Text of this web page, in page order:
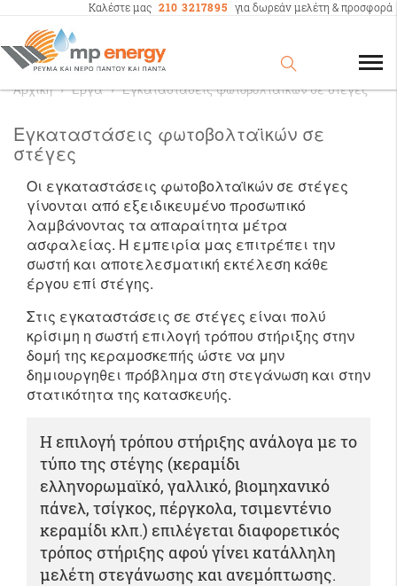
Καλέστε μας 210 3217895 για δωρεάν μελέτη & προσφορά
Αρχική › Έργα › Εγκαταστάσεις φωτοβολταϊκών σε στέγες
Εγκαταστάσεις φωτοβολταϊκών σε
στέγες
Οι εγκαταστάσεις φωτοβολταϊκών σε στέγες
γίνονται από εξειδικευμένο προσωπικό
λαμβάνοντας τα απαραίτητα μέτρα
ασφαλείας. H εμπειρία μας επιτρέπει την
σωστή και αποτελεσματική εκτέλεση κάθε
έργου επί στέγης.
Στις εγκαταστάσεις σε στέγες είναι πολύ
κρίσιμη η σωστή επιλογή τρόπου στήριξης στην
δομή της κεραμοσκεπής ώστε να μην
δημιουργηθει πρόβλημα στη στεγάνωση και στην
στατικότητα της κατασκευής.
Η επιλογή τρόπου στήριξης ανάλογα με το
τύπο της στέγης (κεραμίδι
ελληνορωμαϊκό, γαλλικό, βιομηχανικό
πάνελ, τσίγκος, πέργκολα, τσιμεντένιο
κεραμίδι κλπ.) επιλέγεται διαφορετικός
τρόπος στήριξης αφού γίνει κατάλληλη
μελέτη στεγάνωσης και ανεμόπτωσης.